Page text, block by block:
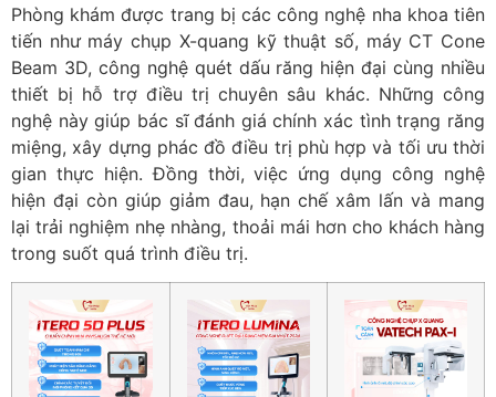
Phòng khám được trang bị các công nghệ nha khoa tiên
tiến như máy chụp X-quang kỹ thuật số, máy CT Cone
Beam 3D, công nghệ quét dấu răng hiện đại cùng nhiều
thiết bị hỗ trợ điều trị chuyên sâu khác. Những công
nghệ này giúp bác sĩ đánh giá chính xác tình trạng răng
miệng, xây dựng phác đồ điều trị phù hợp và tối ưu thời
gian thực hiện. Đồng thời, việc ứng dụng công nghệ
hiện đại còn giúp giảm đau, hạn chế xâm lấn và mang
lại trải nghiệm nhẹ nhàng, thoải mái hơn cho khách hàng
trong suốt quá trình điều trị.